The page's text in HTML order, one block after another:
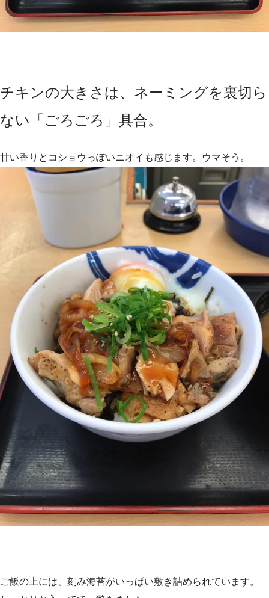
チキンの大きさは、ネーミングを裏切ら
ない「ごろごろ」具合。
甘い香りとコショウっぽいニオイも感じます。ウマそう。
ご飯の上には、刻み海苔がいっぱい敷き詰められています。